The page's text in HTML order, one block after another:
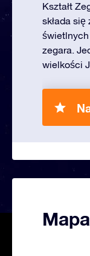
Kształt
składa
świetlnych
zegara.
wielkości